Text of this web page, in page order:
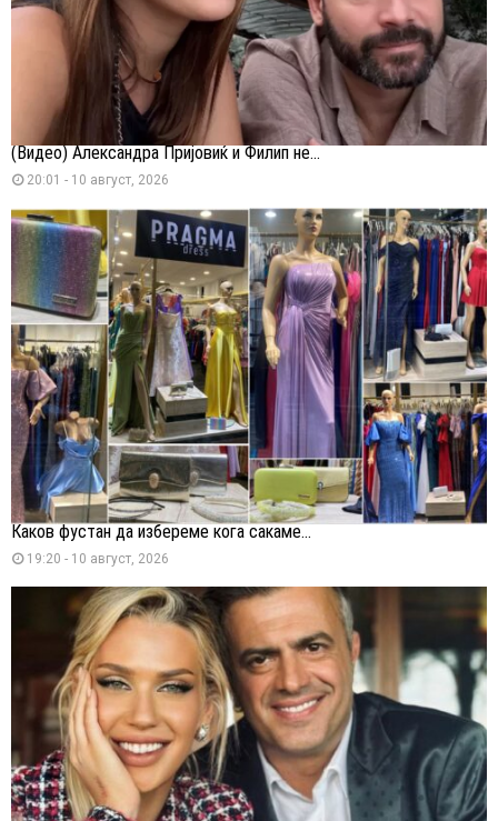
(Видео) Александра Пријовиќ и Филип не...
20:01 - 10 август, 2026
Каков фустан да избереме кога сакаме...
19:20 - 10 август, 2026